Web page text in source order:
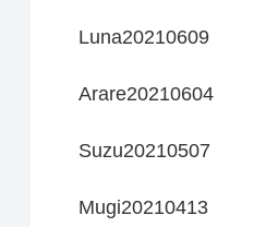
Luna20210609
Arare20210604
Suzu20210507
Mugi20210413